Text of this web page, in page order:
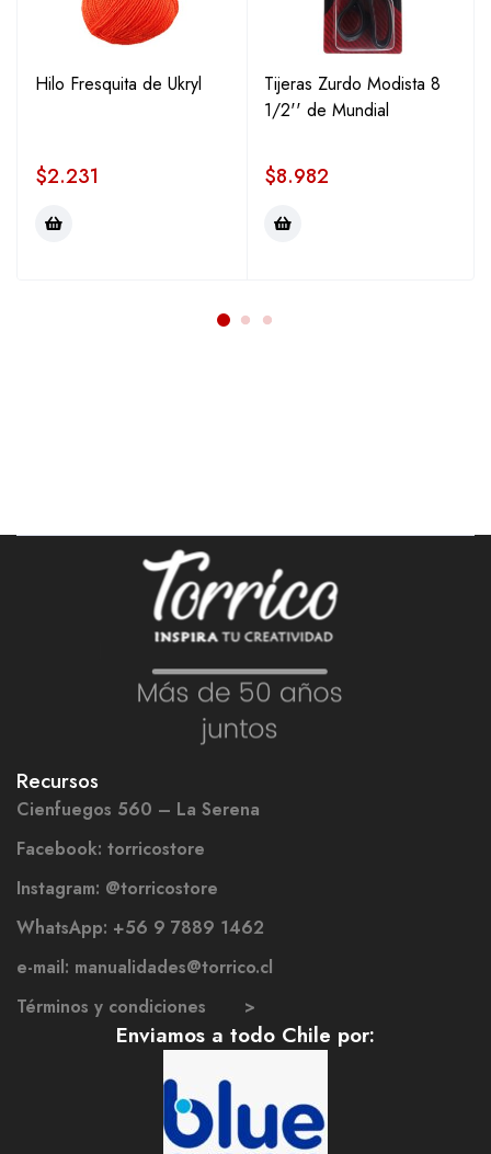
Hilo Fresquita de Ukryl
$2.231
Tijeras Zurdo Modista 8
1/2'' de Mundial
$8.982
Recursos
Cienfuegos 560 – La Serena
Facebook: torricostore
Instagram: @torricostore
WhatsApp: +56 9 7889 1462
e-mail: manualidades@torrico.cl
Términos y condiciones >
Enviamos a todo Chile por: